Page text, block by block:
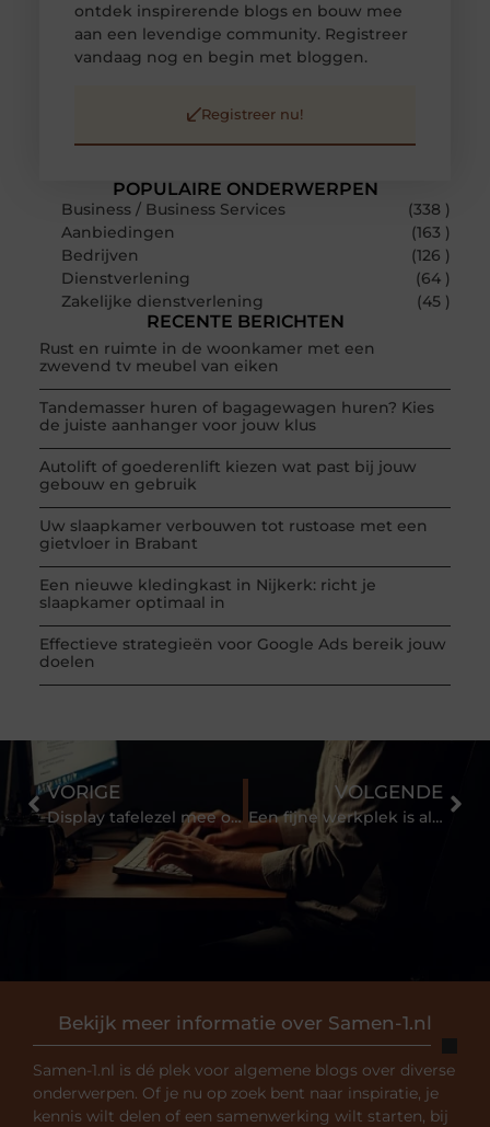
POPULAIRE ONDERWERPEN
Business / Business Services
(338 )
Aanbiedingen
(163 )
Bedrijven
(126 )
Dienstverlening
(64 )
Zakelijke dienstverlening
(45 )
RECENTE BERICHTEN
Rust en ruimte in de woonkamer met een
zwevend tv meubel van eiken
Tandemasser huren of bagagewagen huren? Kies
de juiste aanhanger voor jouw klus
Autolift of goederenlift kiezen wat past bij jouw
gebouw en gebruik
Uw slaapkamer verbouwen tot rustoase met een
gietvloer in Brabant
Een nieuwe kledingkast in Nijkerk: richt je
slaapkamer optimaal in
Effectieve strategieën voor Google Ads bereik jouw
doelen
ontdek inspirerende blogs en bouw mee
aan een levendige community. Registreer
vandaag nog en begin met bloggen.
Registreer nu!
Bekijk meer informatie over Samen-1.nl
Samen-1.nl is dé plek voor algemene blogs over diverse
onderwerpen. Of je nu op zoek bent naar inspiratie, je
kennis wilt delen of een samenwerking wilt starten, bij
VORIGE
Display tafelezel mee op reis
VOLGENDE
Een fijne werkplek is alles